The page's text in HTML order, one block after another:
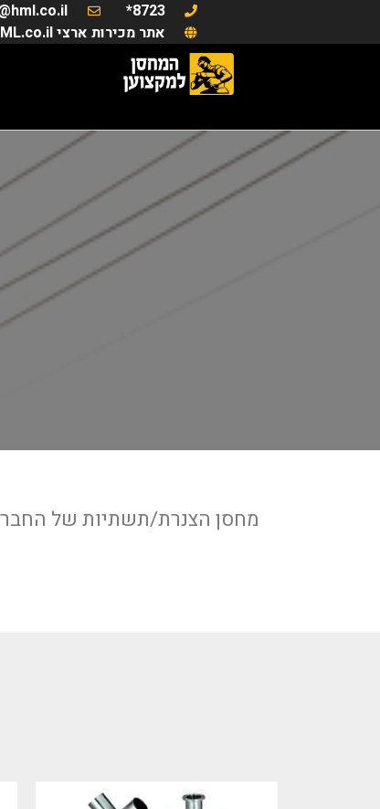
8723*
אתר מכירות ארצי www.HML.co.il